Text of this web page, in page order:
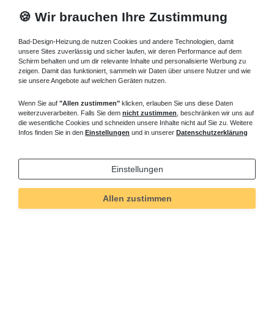
🍪 Wir brauchen Ihre Zustimmung
Bad-Design-Heizung.de nutzen Cookies und andere Technologien, damit
unsere Sites zuverlässig und sicher laufen, wir deren Performance auf dem
Schirm behalten und um dir relevante Inhalte und personalisierte Werbung zu
zeigen. Damit das funktioniert, sammeln wir Daten über unsere Nutzer und wie
sie unsere Angebote auf welchen Geräten nutzen.
Wenn Sie auf "Allen zustimmen" klicken, erlauben Sie uns diese Daten
weiterzuverarbeiten. Falls Sie dem nicht zustimmen , beschränken wir uns auf
die wesentliche Cookies und schneiden unsere Inhalte nicht auf Sie zu. Weitere
Infos finden Sie in den Einstellungen und in unserer Datenschutzerklärung
Einstellungen
Allen zustimmen